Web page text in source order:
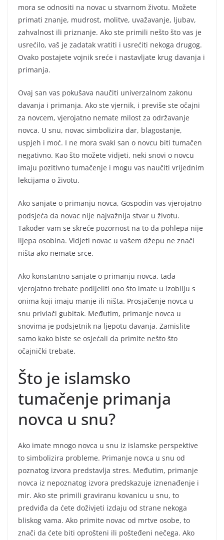
mora se odnositi na novac u stvarnom životu. Možete
primati znanje, mudrost, molitve, uvažavanje, ljubav,
zahvalnost ili priznanje. Ako ste primili nešto što vas je
usrećilo, vaš je zadatak vratiti i usrećiti nekoga drugog.
Ovako postajete vojnik sreće i nastavljate krug davanja i
primanja.
Ovaj san vas pokušava naučiti univerzalnom zakonu
davanja i primanja. Ako ste vjernik, i previše ste očajni
za novcem, vjerojatno nemate milost za održavanje
novca. U snu, novac simbolizira dar, blagostanje,
uspjeh i moć. I ne mora svaki san o novcu biti tumačen
negativno. Kao što možete vidjeti, neki snovi o novcu
imaju pozitivno tumačenje i mogu vas naučiti vrijednim
lekcijama o životu.
Ako sanjate o primanju novca, Gospodin vas vjerojatno
podsjeća da novac nije najvažnija stvar u životu.
Također vam se skreće pozornost na to da pohlepa nije
lijepa osobina. Vidjeti novac u vašem džepu ne znači
ništa ako nemate srce.
Ako konstantno sanjate o primanju novca, tada
vjerojatno trebate podijeliti ono što imate u izobilju s
onima koji imaju manje ili ništa. Prosjačenje novca u
snu privlači gubitak. Međutim, primanje novca u
snovima je podsjetnik na ljepotu davanja. Zamislite
samo kako biste se osjećali da primite nešto što
očajnički trebate.
Što je islamsko
tumačenje primanja
novca u snu?
Ako imate mnogo novca u snu iz islamske perspektive
to simbolizira probleme. Primanje novca u snu od
poznatog izvora predstavlja stres. Međutim, primanje
novca iz nepoznatog izvora predskazuje iznenađenje i
mir. Ako ste primili graviranu kovanicu u snu, to
predviđa da ćete doživjeti izdaju od strane nekoga
bliskog vama. Ako primite novac od mrtve osobe, to
znači da ćete biti oprošteni ili pošteđeni nečega. Ako